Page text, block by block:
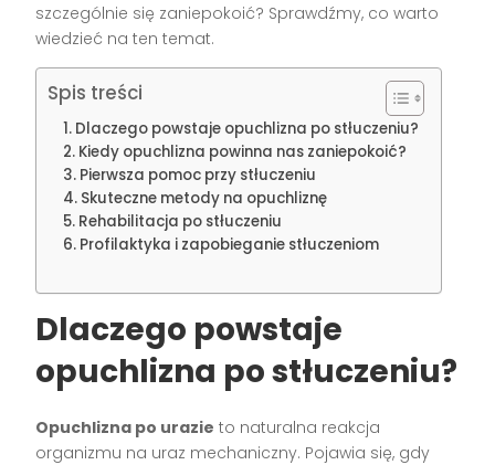
szczególnie się zaniepokoić? Sprawdźmy, co warto
wiedzieć na ten temat.
Spis treści
Dlaczego powstaje opuchlizna po stłuczeniu?
Kiedy opuchlizna powinna nas zaniepokoić?
Pierwsza pomoc przy stłuczeniu
Skuteczne metody na opuchliznę
Rehabilitacja po stłuczeniu
Profilaktyka i zapobieganie stłuczeniom
Dlaczego powstaje
opuchlizna po stłuczeniu?
Opuchlizna po urazie to naturalna reakcja
organizmu na uraz mechaniczny. Pojawia się, gdy